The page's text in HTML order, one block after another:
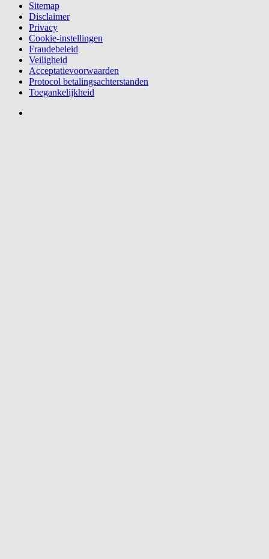
Sitemap
Disclaimer
Privacy
Cookie-instellingen
Fraudebeleid
Veiligheid
Acceptatievoorwaarden
Protocol betalingsachterstanden
Toegankelijkheid